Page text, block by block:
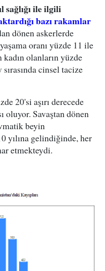
sağlığı ile ilgili
bazı rakamlar
dönen askerlerde
oranı yüzde 11 ile
olanların yüzde
cinsel tacize
20'si aşırı derecede
oluyor. Savaştan dönen
beyin
yılına gelindiğinde, her
etmekteydi.